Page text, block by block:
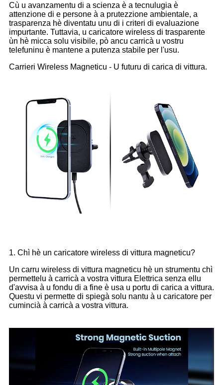
Cù u avanzamentu di a scienza è a tecnulugia è
attenzione di e persone à a prutezzione ambientale, a
trasparenza hè diventatu unu di i criteri di evaluazione
impurtante. Tuttavia, u caricatore wireless di trasparente
ùn hè micca solu visibile, pò ancu carricà u vostru
telefuninu è mantene a putenza stabile per l'usu.
Carrieri Wireless Magneticu - U futuru di carica di vittura.
1. Chì hè un caricatore wireless di vittura magneticu?
Un carru wireless di vittura magneticu hè un strumentu chì
permettelu à carricà a vostra vittura Elettrica senza ellu
d'avvisa à u fondu di a fine è usa u portu di carica a vittura.
Questu vi permette di spiegà solu nantu à u caricatore per
cumincià à carricà a vostra vittura.